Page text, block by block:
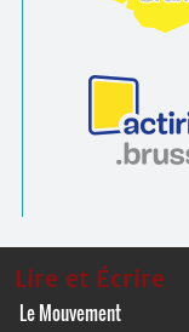
Lire et Écrire
Le Mouvement